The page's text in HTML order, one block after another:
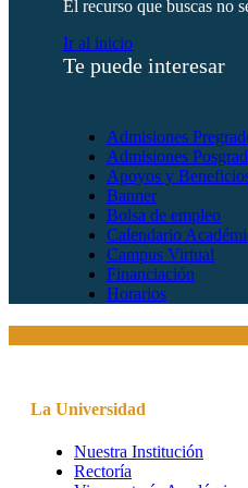
El recurso que buscas no
Ir al inicio
Te puede interesar
Admisiones
Admisiones
Apoyos y
Banner
Bolsa de empleo
Calendario
Campus Virtual
Financiación
Horarios
La Universidad
Nuestra Institución
Rectoría